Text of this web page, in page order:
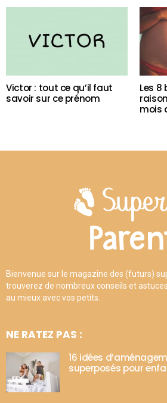
Victor : tout ce qu’il faut
savoir sur ce prénom
Les 8
mois
Bienvenue sur le magazine des (futurs)
trouverez de nombreux conseils et
au mieux avec vos petits.
NE RATEZ PAS :
16 idées
superposés pour